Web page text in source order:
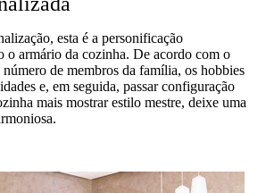
esta é a personificação
o armário da cozinha. De acordo com o
de membros da família, os hobbies
e, em seguida, passar configuração
mais mostrar estilo mestre, deixe uma